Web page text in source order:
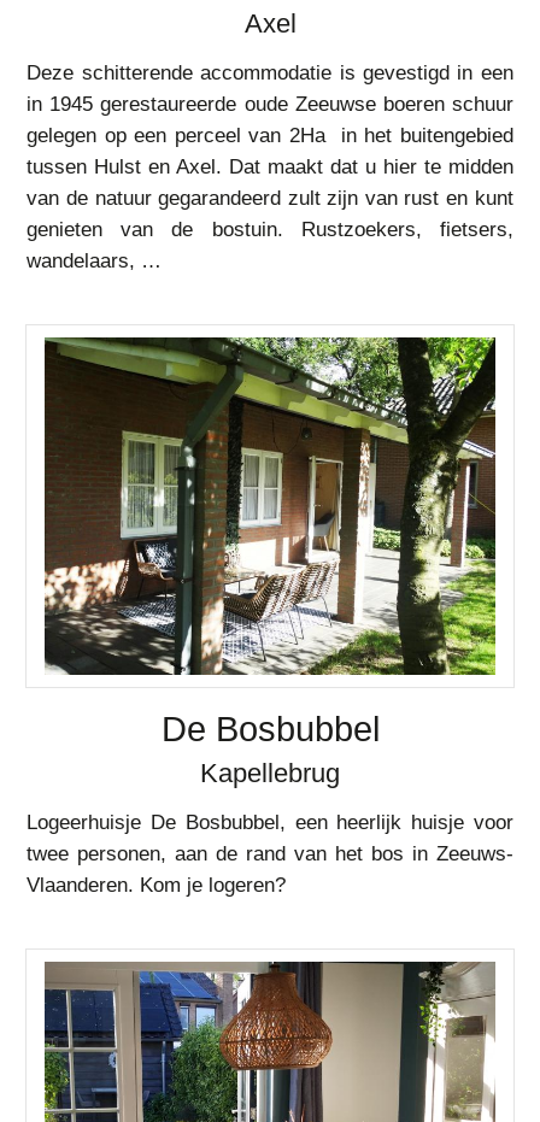
Axel
Deze schitterende accommodatie is gevestigd in een
in 1945 gerestaureerde oude Zeeuwse boeren schuur
gelegen op een perceel van 2Ha in het buitengebied
tussen Hulst en Axel. Dat maakt dat u hier te midden
van de natuur gegarandeerd zult zijn van rust en kunt
genieten van de bostuin. Rustzoekers, fietsers,
wandelaars, …
De Bosbubbel
Kapellebrug
Logeerhuisje De Bosbubbel, een heerlijk huisje voor
twee personen, aan de rand van het bos in Zeeuws-
Vlaanderen. Kom je logeren?